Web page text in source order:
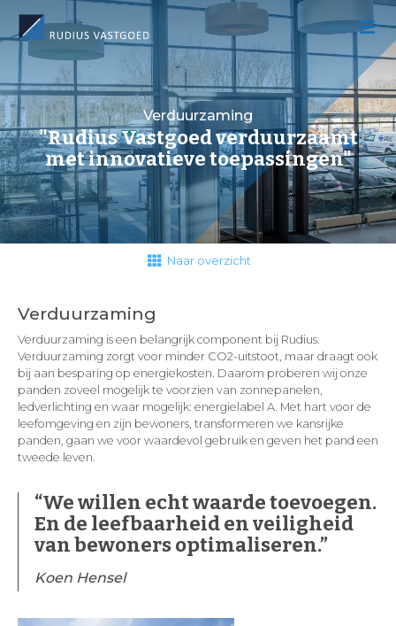
Verduurzaming
"Rudius Vastgoed verduurzaamt
met innovatieve toepassingen"
Naar overzicht
Verduurzaming
Verduurzaming is een belangrijk component bij Rudius.
Verduurzaming zorgt voor minder CO2-uitstoot, maar draagt ook
bij aan besparing op energiekosten. Daarom proberen wij onze
panden zoveel mogelijk te voorzien van zonnepanelen,
ledverlichting en waar mogelijk: energielabel A. Met hart voor de
leefomgeving en zijn bewoners, transformeren we kansrijke
panden, gaan we voor waardevol gebruik en geven het pand een
tweede leven.
“We willen echt waarde toevoegen.
En de leefbaarheid en veiligheid
van bewoners optimaliseren.”
Koen Hensel